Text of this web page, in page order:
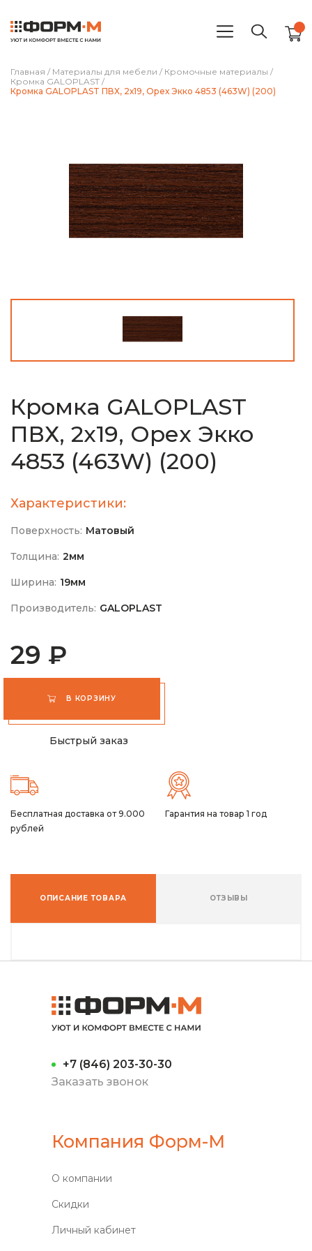
Главная / Материалы для мебели / Кромочные материалы /
Кромка GALOPLAST /
Кромка GALOPLAST ПВХ, 2х19, Орех Экко 4853 (463W) (200)
Кромка GALOPLAST
ПВХ, 2х19, Орех Экко
4853 (463W) (200)
Характеристики:
Поверхность: Матовый
Толщина: 2мм
Ширина: 19мм
Производитель: GALOPLAST
29 ₽
В КОРЗИНУ
Быстрый заказ
Бесплатная доставка от 9.000
рублей
Гарантия на товар 1 год
ОПИСАНИЕ ТОВАРА ОТЗЫВЫ
+7 (846) 203-30-30
Заказать звонок
Компания Форм-М
О компании
Скидки
Личный кабинет